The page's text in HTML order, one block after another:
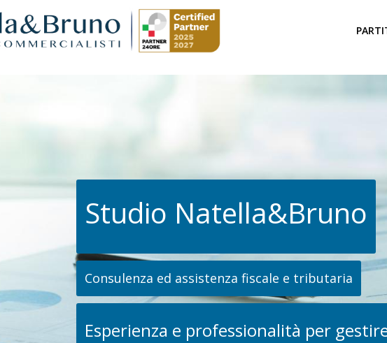
Studio Natella&Bruno
Consulenza ed assistenza fiscale e tributaria
Esperienza e professionalità per